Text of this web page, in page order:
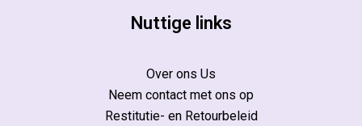
Nuttige links
Over ons Us
Neem contact met ons op
Restitutie- en Retourbeleid